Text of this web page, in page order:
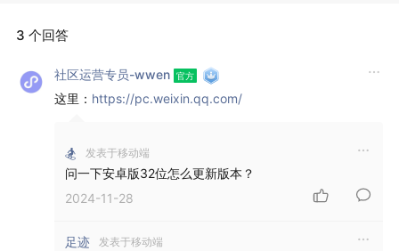
3 个回答
社区运营专员-wwen
这里： https://pc.weixin.qq.com/
🏂 发表于移动端
问一下安卓版32位怎么更新版本？
2024-11-28
足迹 发表于移动端